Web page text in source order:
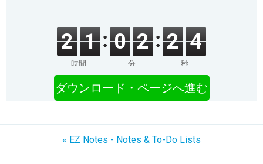
2 1
時間
0 2
分
2 4
秒
ダウンロード・ページへ進む
« EZ Notes - Notes & To-Do Lists